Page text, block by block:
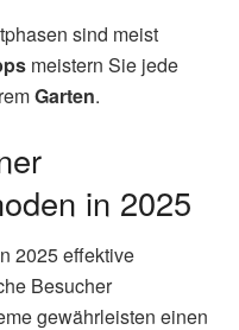
sind meist
meistern Sie jede
Garten.
in 2025
2025 effektive
Besucher
gewährleisten einen